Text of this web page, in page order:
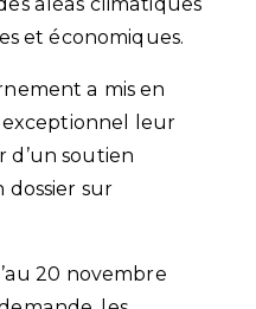
et économiques.
a mis en
exceptionnel leur
soutien
sur
20 novembre